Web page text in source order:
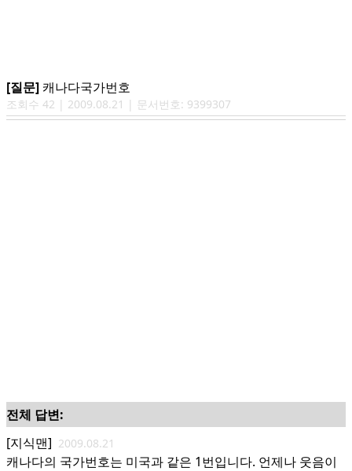
[질문] 캐나다국가번호
조회수 42 | 2009.08.21 | 문서번호: 9399307
전체 답변:
[지식맨] 2009.08.21
캐나다의 국가번호는 미국과 같은 1번입니다. 언제나 웃음이